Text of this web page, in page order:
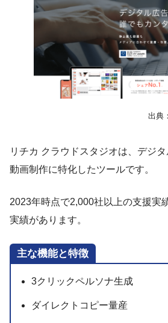
出典：
リチカ クラウドスタジオは、デジ
動画制作に特化したツールです。
2023年時点で2,000社以上の支援実
実績があります。
主な機能と特徴
3クリックペルソナ生成
ダイレクトコピー量産